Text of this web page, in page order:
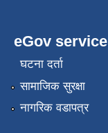
eGov
घटना दर्ता
सामाजिक सुरक्षा
नागरिक वडापत्र